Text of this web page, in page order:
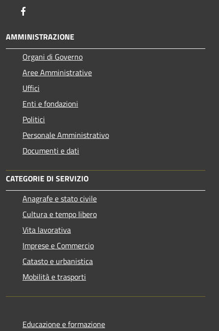
AMMINISTRAZIONE
Organi di Governo
Aree Amministrative
Uffici
Enti e fondazioni
Politici
Personale Amministrativo
Documenti e dati
CATEGORIE DI SERVIZIO
Anagrafe e stato civile
Cultura e tempo libero
Vita lavorativa
Imprese e Commercio
Catasto e urbanistica
Mobilità e trasporti
Educazione e formazione